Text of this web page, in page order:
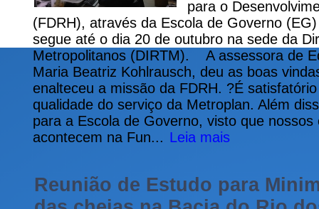
para o
(FDRH), através da Escola de Governo
segue até o dia 20 de outubro na sede da
Metropolitanos (DIRTM). A assessora de
Maria Beatriz Kohlrausch, deu as boas
enalteceu a missão da FDRH. ?É
qualidade do serviço da Metroplan. Além
para a Escola de Governo, visto que
acontecem na Fun... Leia mais
Reunião de Estudo para